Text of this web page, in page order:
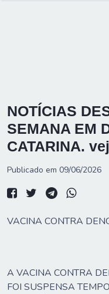
NOTÍCIAS
SEMANA EM
CATARINA.
Publicado em 09/06/2026
VACINA CONTRA
A VACINA CONTRA
FOI SUSPENSA